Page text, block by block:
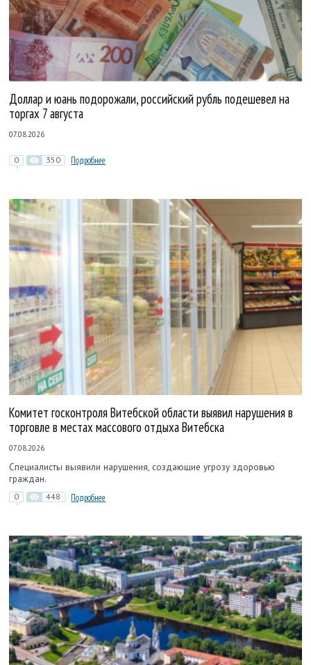
Доллар и юань подорожали, российский рубль подешевел на
торгах 7 августа
07.08.2026
0 350 Подробнее
Комитет госконтроля Витебской области выявил нарушения в
торговле в местах массового отдыха Витебска
07.08.2026
Специалисты выявили нарушения, создающие угрозу здоровью
граждан.
0 448 Подробнее